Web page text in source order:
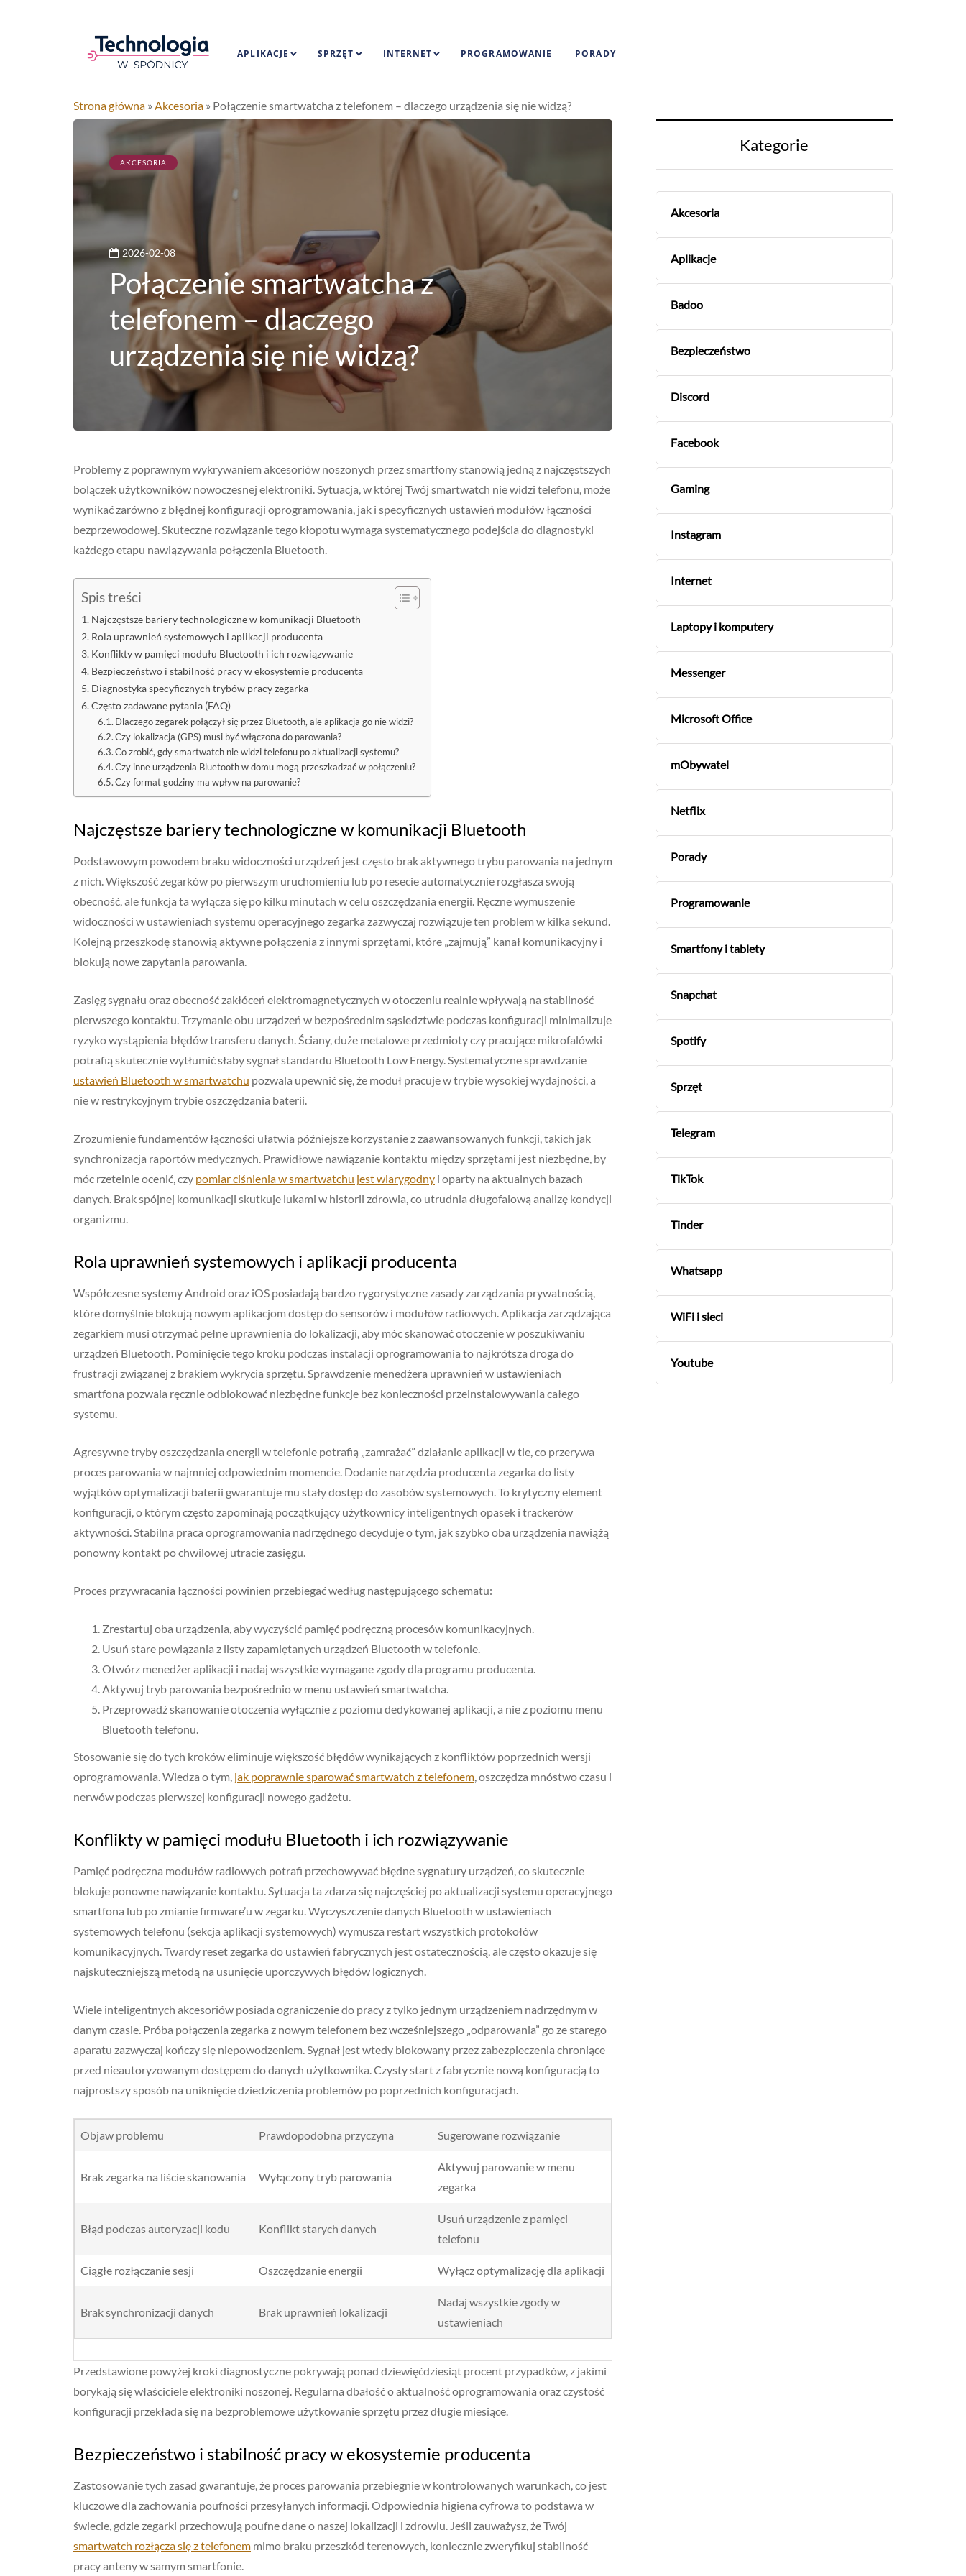
APLIKACJE SPRZĘT INTERNET PROGRAMOWANIE PORADY
Strona główna » Akcesoria » Połączenie smartwatcha z telefonem – dlaczego urządzenia się nie widzą?
AKCESORIA
2026-02-08
Połączenie smartwatcha z
telefonem – dlaczego
urządzenia się nie widzą?
Problemy z poprawnym wykrywaniem akcesoriów noszonych przez smartfony stanowią jedną z najczęstszych
bolączek użytkowników nowoczesnej elektroniki. Sytuacja, w której Twój smartwatch nie widzi telefonu, może
wynikać zarówno z błędnej konfiguracji oprogramowania, jak i specyficznych ustawień modułów łączności
bezprzewodowej. Skuteczne rozwiązanie tego kłopotu wymaga systematycznego podejścia do diagnostyki
każdego etapu nawiązywania połączenia Bluetooth.
Spis treści
Najczęstsze bariery technologiczne w komunikacji Bluetooth
Rola uprawnień systemowych i aplikacji producenta
Konflikty w pamięci modułu Bluetooth i ich rozwiązywanie
Bezpieczeństwo i stabilność pracy w ekosystemie producenta
Diagnostyka specyficznych trybów pracy zegarka
Często zadawane pytania (FAQ)
Dlaczego zegarek połączył się przez Bluetooth, ale aplikacja go nie widzi?
Czy lokalizacja (GPS) musi być włączona do parowania?
Co zrobić, gdy smartwatch nie widzi telefonu po aktualizacji systemu?
Czy inne urządzenia Bluetooth w domu mogą przeszkadzać w połączeniu?
Czy format godziny ma wpływ na parowanie?
Najczęstsze bariery technologiczne w komunikacji Bluetooth
Podstawowym powodem braku widoczności urządzeń jest często brak aktywnego trybu parowania na jednym
z nich. Większość zegarków po pierwszym uruchomieniu lub po resecie automatycznie rozgłasza swoją
obecność, ale funkcja ta wyłącza się po kilku minutach w celu oszczędzania energii. Ręczne wymuszenie
widoczności w ustawieniach systemu operacyjnego zegarka zazwyczaj rozwiązuje ten problem w kilka sekund.
Kolejną przeszkodę stanowią aktywne połączenia z innymi sprzętami, które „zajmują” kanał komunikacyjny i
blokują nowe zapytania parowania.
Zasięg sygnału oraz obecność zakłóceń elektromagnetycznych w otoczeniu realnie wpływają na stabilność
pierwszego kontaktu. Trzymanie obu urządzeń w bezpośrednim sąsiedztwie podczas konfiguracji minimalizuje
ryzyko wystąpienia błędów transferu danych. Ściany, duże metalowe przedmioty czy pracujące mikrofalówki
potrafią skutecznie wytłumić słaby sygnał standardu Bluetooth Low Energy. Systematyczne sprawdzanie
ustawień Bluetooth w smartwatchu pozwala upewnić się, że moduł pracuje w trybie wysokiej wydajności, a
nie w restrykcyjnym trybie oszczędzania baterii.
Zrozumienie fundamentów łączności ułatwia późniejsze korzystanie z zaawansowanych funkcji, takich jak
synchronizacja raportów medycznych. Prawidłowe nawiązanie kontaktu między sprzętami jest niezbędne, by
móc rzetelnie ocenić, czy pomiar ciśnienia w smartwatchu jest wiarygodny i oparty na aktualnych bazach
danych. Brak spójnej komunikacji skutkuje lukami w historii zdrowia, co utrudnia długofalową analizę kondycji
organizmu.
Rola uprawnień systemowych i aplikacji producenta
Współczesne systemy Android oraz iOS posiadają bardzo rygorystyczne zasady zarządzania prywatnością,
które domyślnie blokują nowym aplikacjom dostęp do sensorów i modułów radiowych. Aplikacja zarządzająca
zegarkiem musi otrzymać pełne uprawnienia do lokalizacji, aby móc skanować otoczenie w poszukiwaniu
urządzeń Bluetooth. Pominięcie tego kroku podczas instalacji oprogramowania to najkrótsza droga do
frustracji związanej z brakiem wykrycia sprzętu. Sprawdzenie menedżera uprawnień w ustawieniach
smartfona pozwala ręcznie odblokować niezbędne funkcje bez konieczności przeinstalowywania całego
systemu.
Agresywne tryby oszczędzania energii w telefonie potrafią „zamrażać” działanie aplikacji w tle, co przerywa
proces parowania w najmniej odpowiednim momencie. Dodanie narzędzia producenta zegarka do listy
wyjątków optymalizacji baterii gwarantuje mu stały dostęp do zasobów systemowych. To krytyczny element
konfiguracji, o którym często zapominają początkujący użytkownicy inteligentnych opasek i trackerów
aktywności. Stabilna praca oprogramowania nadrzędnego decyduje o tym, jak szybko oba urządzenia nawiążą
ponowny kontakt po chwilowej utracie zasięgu.
Proces przywracania łączności powinien przebiegać według następującego schematu:
Zrestartuj oba urządzenia, aby wyczyścić pamięć podręczną procesów komunikacyjnych.
Usuń stare powiązania z listy zapamiętanych urządzeń Bluetooth w telefonie.
Otwórz menedżer aplikacji i nadaj wszystkie wymagane zgody dla programu producenta.
Aktywuj tryb parowania bezpośrednio w menu ustawień smartwatcha.
Przeprowadź skanowanie otoczenia wyłącznie z poziomu dedykowanej aplikacji, a nie z poziomu menu
Bluetooth telefonu.
Stosowanie się do tych kroków eliminuje większość błędów wynikających z konfliktów poprzednich wersji
oprogramowania. Wiedza o tym, jak poprawnie sparować smartwatch z telefonem, oszczędza mnóstwo czasu i
nerwów podczas pierwszej konfiguracji nowego gadżetu.
Konflikty w pamięci modułu Bluetooth i ich rozwiązywanie
Pamięć podręczna modułów radiowych potrafi przechowywać błędne sygnatury urządzeń, co skutecznie
blokuje ponowne nawiązanie kontaktu. Sytuacja ta zdarza się najczęściej po aktualizacji systemu operacyjnego
smartfona lub po zmianie firmware’u w zegarku. Wyczyszczenie danych Bluetooth w ustawieniach
systemowych telefonu (sekcja aplikacji systemowych) wymusza restart wszystkich protokołów
komunikacyjnych. Twardy reset zegarka do ustawień fabrycznych jest ostatecznością, ale często okazuje się
najskuteczniejszą metodą na usunięcie uporczywych błędów logicznych.
Wiele inteligentnych akcesoriów posiada ograniczenie do pracy z tylko jednym urządzeniem nadrzędnym w
danym czasie. Próba połączenia zegarka z nowym telefonem bez wcześniejszego „odparowania” go ze starego
aparatu zazwyczaj kończy się niepowodzeniem. Sygnał jest wtedy blokowany przez zabezpieczenia chroniące
przed nieautoryzowanym dostępem do danych użytkownika. Czysty start z fabrycznie nową konfiguracją to
najprostszy sposób na uniknięcie dziedziczenia problemów po poprzednich konfiguracjach.
Objaw problemu Prawdopodobna przyczyna Sugerowane rozwiązanie
Brak zegarka na liście skanowania Wyłączony tryb parowania
Aktywuj parowanie w menu
zegarka
Błąd podczas autoryzacji kodu Konflikt starych danych
Usuń urządzenie z pamięci
telefonu
Ciągłe rozłączanie sesji Oszczędzanie energii Wyłącz optymalizację dla aplikacji
Brak synchronizacji danych Brak uprawnień lokalizacji
Nadaj wszystkie zgody w
ustawieniach
Przedstawione powyżej kroki diagnostyczne pokrywają ponad dziewięćdziesiąt procent przypadków, z jakimi
borykają się właściciele elektroniki noszonej. Regularna dbałość o aktualność oprogramowania oraz czystość
konfiguracji przekłada się na bezproblemowe użytkowanie sprzętu przez długie miesiące.
Bezpieczeństwo i stabilność pracy w ekosystemie producenta
Zastosowanie tych zasad gwarantuje, że proces parowania przebiegnie w kontrolowanych warunkach, co jest
kluczowe dla zachowania poufności przesyłanych informacji. Odpowiednia higiena cyfrowa to podstawa w
świecie, gdzie zegarki przechowują poufne dane o naszej lokalizacji i zdrowiu. Jeśli zauważysz, że Twój
smartwatch rozłącza się z telefonem mimo braku przeszkód terenowych, koniecznie zweryfikuj stabilność
pracy anteny w samym smartfonie.
Kategorie
Akcesoria
Aplikacje
Badoo
Bezpieczeństwo
Discord
Facebook
Gaming
Instagram
Internet
Laptopy i komputery
Messenger
Microsoft Office
mObywatel
Netflix
Porady
Programowanie
Smartfony i tablety
Snapchat
Spotify
Sprzęt
Telegram
TikTok
Tinder
Whatsapp
WiFi i sieci
Youtube